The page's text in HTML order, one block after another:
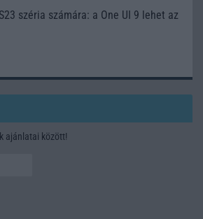
széria számára: a One UI 9 lehet az
ajánlatai között!